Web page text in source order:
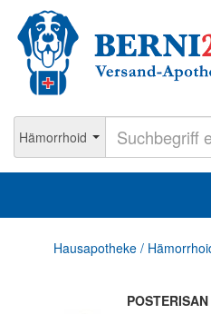
Hausapotheke /